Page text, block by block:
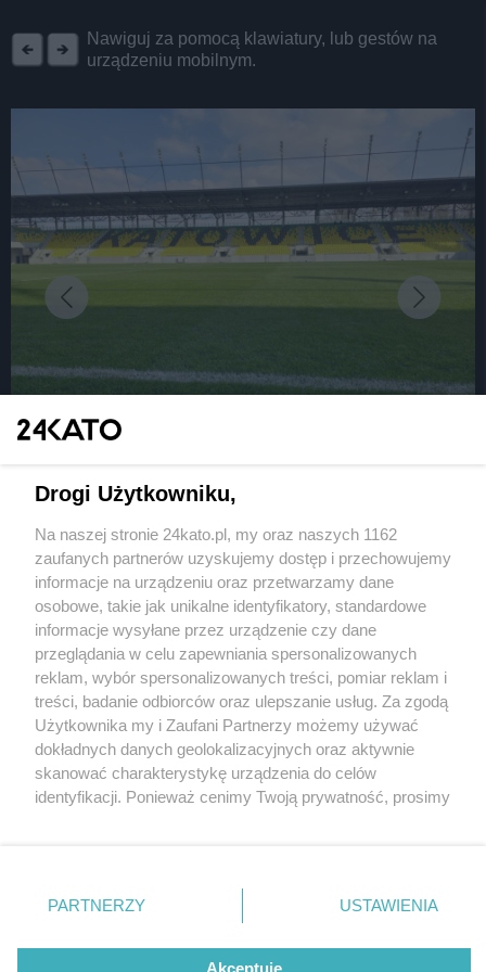
Nawiguj za pomocą klawiatury, lub gestów na
urządzeniu mobilnym.
Murawa na boisku GKS-u w Arenie Katowice
która potrwa trzy tygodnie
1 / 6
Arena Katowice przed
meczem otwarcia 1
Wydawca mediów lokalnych
Nie zapomnij
zapoznać się z:
polityką prywatności regulamin korzystania z portali
Twojemiasto
Piekary Śląskie
Chorzów
Tarnowskie Góry
Gliwice
Skontakuj sięz nami
Kontakt
Wydawca
Redakcja
Drogi Użytkowniku,
Na naszej stronie 24kato.pl, my oraz naszych 1162
zaufanych partnerów uzyskujemy dostęp i przechowujemy
informacje na urządzeniu oraz przetwarzamy dane
osobowe, takie jak unikalne identyfikatory, standardowe
informacje wysyłane przez urządzenie czy dane
przeglądania w celu zapewniania spersonalizowanych
reklam, wybór spersonalizowanych treści, pomiar reklam i
treści, badanie odbiorców oraz ulepszanie usług. Za zgodą
Użytkownika my i Zaufani Partnerzy możemy używać
dokładnych danych geolokalizacyjnych oraz aktywnie
skanować charakterystykę urządzenia do celów
identyfikacji. Ponieważ cenimy Twoją prywatność, prosimy
prywatności znajdujący się w lewym dolnym rogu strony
. Niektóre rodzaje przetwarzania danych nie wymagają
zgody użytkownika, ale masz prawo sprzeciwić się
takiemu przetwarzaniu. Preferencje będą miały
PARTNERZY USTAWIENIA
Akceptuję